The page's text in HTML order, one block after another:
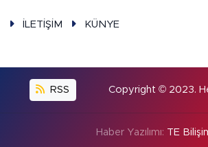
İLETİŞİM KÜNYE
RSS Copyright © 2023.
Haber Yazılımı: TE